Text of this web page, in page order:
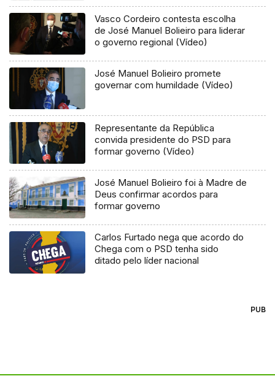
Vasco Cordeiro contesta escolha
de José Manuel Bolieiro para liderar
o governo regional (Vídeo)
José Manuel Bolieiro promete
governar com humildade (Vídeo)
Representante da República
convida presidente do PSD para
formar governo (Vídeo)
José Manuel Bolieiro foi à Madre de
Deus confirmar acordos para
formar governo
Carlos Furtado nega que acordo do
Chega com o PSD tenha sido
ditado pelo líder nacional
PUB